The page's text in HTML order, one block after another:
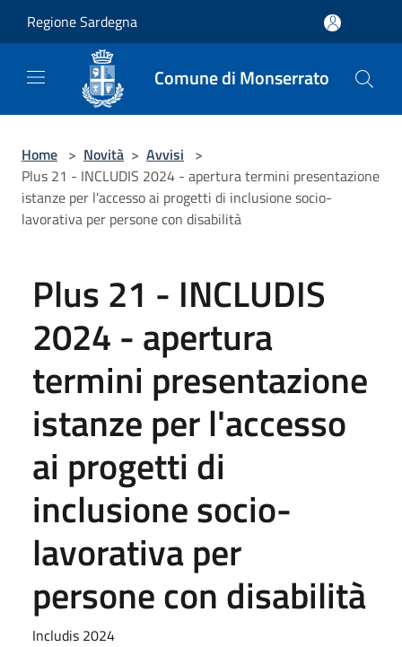
Regione Sardegna
Comune di Monserrato
Home > Novità > Avvisi >
Plus 21 - INCLUDIS 2024 - apertura termini presentazione
istanze per l'accesso ai progetti di inclusione socio-
lavorativa per persone con disabilità
Plus 21 - INCLUDIS
2024 - apertura
termini presentazione
istanze per l'accesso
ai progetti di
inclusione socio-
lavorativa per
persone con disabilità
Includis 2024